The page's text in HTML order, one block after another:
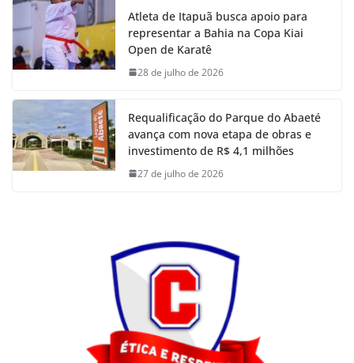
Atleta de Itapuã busca apoio para
representar a Bahia na Copa Kiai
Open de Karatê
28 de julho de 2026
Requalificação do Parque do Abaeté
avança com nova etapa de obras e
investimento de R$ 4,1 milhões
27 de julho de 2026